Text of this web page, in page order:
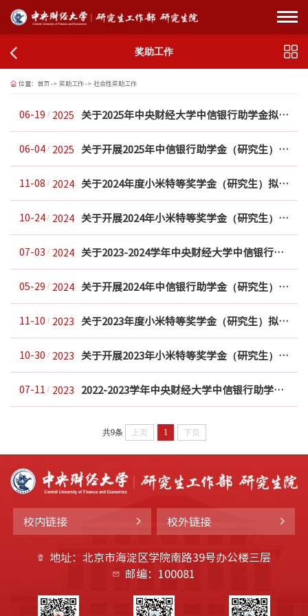
奖助工作
位置： 首页-> 奖助工作-> 社会性奖助工作
06-19 2025 关于2025年中央财经大学中信银行助学金拟推荐研究生名单的公示
06-04 2025 关于开展2025年中信银行助学金（研究生）评审工作的通知
11-08 2024 关于2024年度小米特等奖学金（研究生）拟获奖名单的公示
10-24 2024 关于开展2024年小米特等奖学金（研究生）评审工作的通知
07-03 2024 关于2023-2024学年中央财经大学中信银行助学金拟推荐研究生名单的公示
05-29 2024 关于开展2024年中信银行助学金（研究生）评审工作的通知
11-10 2023 关于2023年度小米特等奖学金（研究生）拟获奖名单的公示
10-30 2023 关于开展2023年小米特等奖学金（研究生）评审工作的通知
07-11 2023 2022-2023学年中央财经大学中信银行助学金拟推荐研究生名单公示
共9条 上页 1 下页
校内链接 校外链接
地址：北京市海淀区学院南路39号办公楼三层
邮编：100081